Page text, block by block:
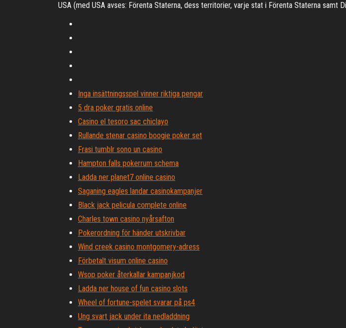
USA (med USA avses: Förenta Staterna, dess territorier, varje stat i Förenta Staterna samt
Inga insättningsspel vinner riktiga pengar
5 dra poker gratis online
Casino el tesoro sac chiclayo
Rullande stenar casino boogie poker set
Frasi tumblr sono un casino
Hampton falls pokerrum schema
Ladda ner planet7 online casino
Saganing eagles landar casinokampanjer
Black jack pelicula complete online
Charles town casino nyårsafton
Pokerordning för händer utskrivbar
Wind creek casino montgomery-adress
Förbetalt visum online casino
Wsop poker återkallar kampanjkod
Ladda ner house of fun casino slots
Wheel of fortune-spelet svarar på ps4
Ung svart jack under ita nedladdning